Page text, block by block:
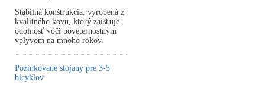
Stabilná konštrukcia, vyrobená z
kvalitného kovu, ktorý zaisťuje
odolnosť voči poveternostným
vplyvom na mnoho rokov.
Pozinkované stojany pre 3-5
bicyklov